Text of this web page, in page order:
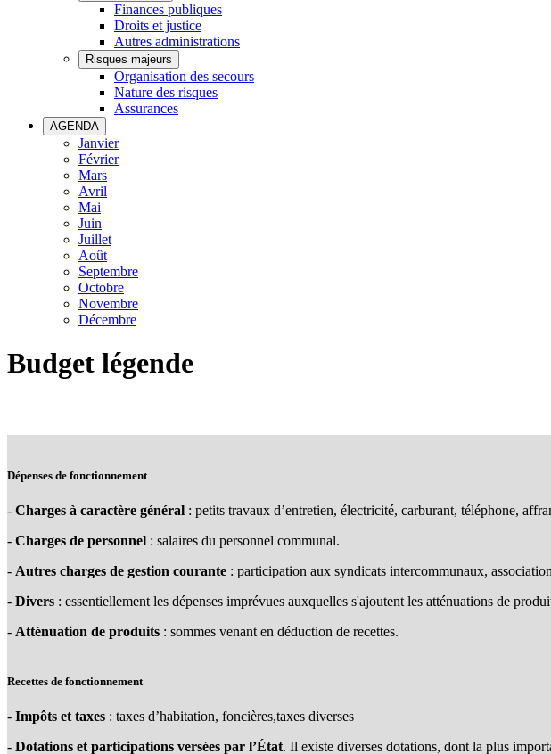
Finances publiques
Droits et justice
Autres administrations
Risques majeurs
Organisation des secours
Nature des risques
Assurances
AGENDA
Janvier
Février
Mars
Avril
Mai
Juin
Juillet
Août
Septembre
Octobre
Novembre
Décembre
Budget légende
Dépenses de fonctionnement
- Charges à caractère général : petits travaux d’entretien, électricité, carburant, téléphone,
- Charges de personnel : salaires du personnel communal.
- Autres charges de gestion courante : participation aux syndicats intercommunaux,
- Divers : essentiellement les dépenses imprévues auxquelles s'ajoutent les atténuations de
- Atténuation de produits : sommes venant en déduction de recettes.
Recettes de fonctionnement
- Impôts et taxes : taxes d’habitation, foncières,taxes diverses
- Dotations et participations versées par l’État. Il existe diverses dotations, dont la plus